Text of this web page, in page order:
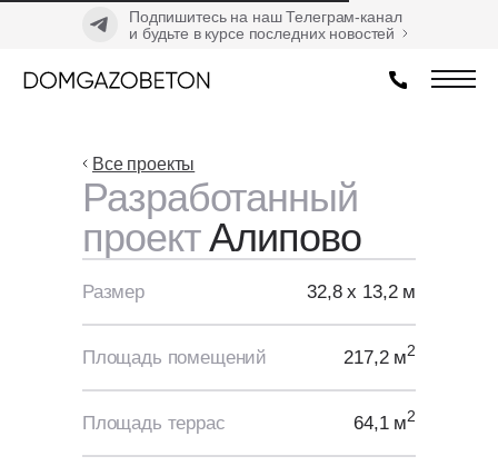
Подпишитесь на наш Телеграм-канал
и будьте в курсе последних новостей
Все проекты
Разработанный
проектАлипово
Размер 32,8 х 13,2 м
Площадь помещений 217,2 м2
Площадь террас 64,1 м2